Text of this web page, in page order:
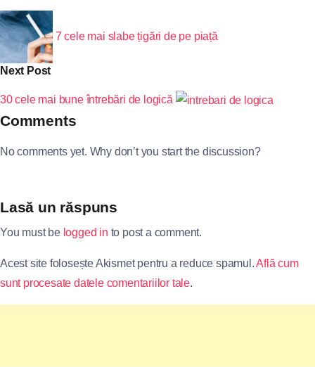
7 cele mai slabe țigări de pe piață
Next Post
30 cele mai bune întrebări de logică
Comments
No comments yet. Why don’t you start the discussion?
Lasă un răspuns
You must be logged in to post a comment.
Acest site folosește Akismet pentru a reduce spamul.Află cum
sunt procesate datele comentariilor tale.